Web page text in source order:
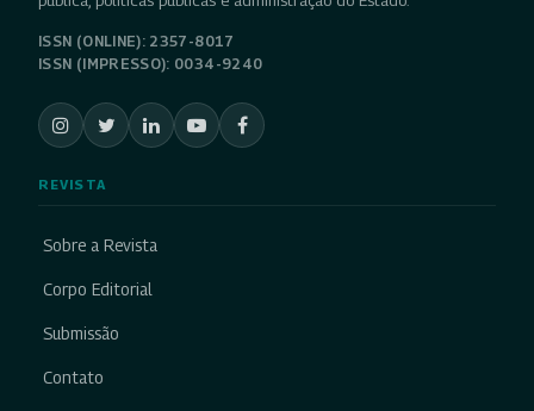
ISSN (ONLINE): 2357-8017
ISSN (IMPRESSO): 0034-9240
REVISTA
Sobre a Revista
Corpo Editorial
Submissão
Contato